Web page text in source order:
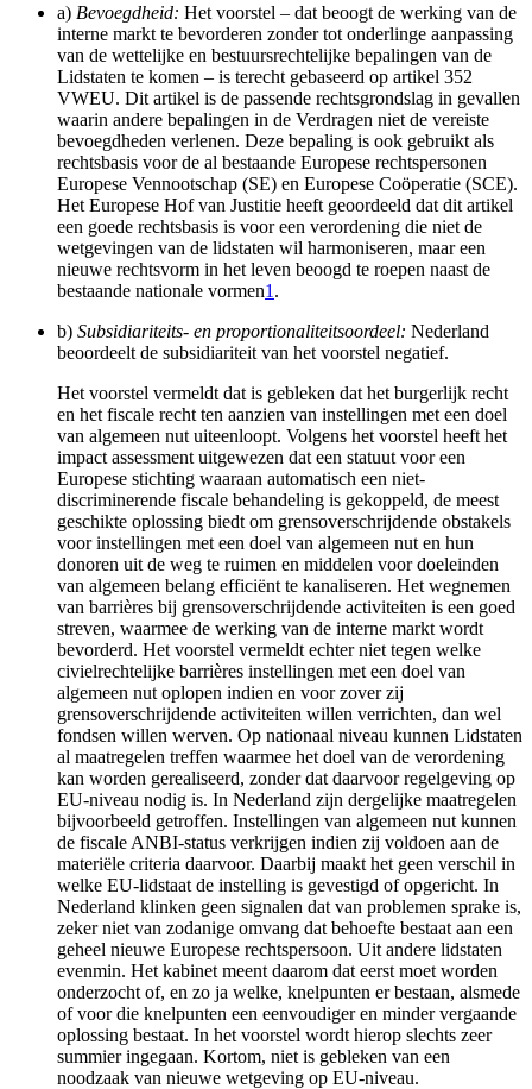
a) Bevoegdheid: Het voorstel – dat beoogt de werking van de
interne markt te bevorderen zonder tot onderlinge aanpassing
van de wettelijke en bestuursrechtelijke bepalingen van de
Lidstaten te komen – is terecht gebaseerd op artikel 352
VWEU. Dit artikel is de passende rechtsgrondslag in gevallen
waarin andere bepalingen in de Verdragen niet de vereiste
bevoegdheden verlenen. Deze bepaling is ook gebruikt als
rechtsbasis voor de al bestaande Europese rechtspersonen
Europese Vennootschap (SE) en Europese Coöperatie (SCE).
Het Europese Hof van Justitie heeft geoordeeld dat dit artikel
een goede rechtsbasis is voor een verordening die niet de
wetgevingen van de lidstaten wil harmoniseren, maar een
nieuwe rechtsvorm in het leven beoogd te roepen naast de
bestaande nationale vormen1 .
b) Subsidiariteits- en proportionaliteitsoordeel: Nederland
beoordeelt de subsidiariteit van het voorstel negatief.
Het voorstel vermeldt dat is gebleken dat het burgerlijk recht
en het fiscale recht ten aanzien van instellingen met een doel
van algemeen nut uiteenloopt. Volgens het voorstel heeft het
impact assessment uitgewezen dat een statuut voor een
Europese stichting waaraan automatisch een niet-
discriminerende fiscale behandeling is gekoppeld, de meest
geschikte oplossing biedt om grensoverschrijdende obstakels
voor instellingen met een doel van algemeen nut en hun
donoren uit de weg te ruimen en middelen voor doeleinden
van algemeen belang efficiënt te kanaliseren. Het wegnemen
van barrières bij grensoverschrijdende activiteiten is een goed
streven, waarmee de werking van de interne markt wordt
bevorderd. Het voorstel vermeldt echter niet tegen welke
civielrechtelijke barrières instellingen met een doel van
algemeen nut oplopen indien en voor zover zij
grensoverschrijdende activiteiten willen verrichten, dan wel
fondsen willen werven. Op nationaal niveau kunnen Lidstaten
al maatregelen treffen waarmee het doel van de verordening
kan worden gerealiseerd, zonder dat daarvoor regelgeving op
EU-niveau nodig is. In Nederland zijn dergelijke maatregelen
bijvoorbeeld getroffen. Instellingen van algemeen nut kunnen
de fiscale ANBI-status verkrijgen indien zij voldoen aan de
materiële criteria daarvoor. Daarbij maakt het geen verschil in
welke EU-lidstaat de instelling is gevestigd of opgericht. In
Nederland klinken geen signalen dat van problemen sprake is,
zeker niet van zodanige omvang dat behoefte bestaat aan een
geheel nieuwe Europese rechtspersoon. Uit andere lidstaten
evenmin. Het kabinet meent daarom dat eerst moet worden
onderzocht of, en zo ja welke, knelpunten er bestaan, alsmede
of voor die knelpunten een eenvoudiger en minder vergaande
oplossing bestaat. In het voorstel wordt hierop slechts zeer
summier ingegaan. Kortom, niet is gebleken van een
noodzaak van nieuwe wetgeving op EU-niveau.